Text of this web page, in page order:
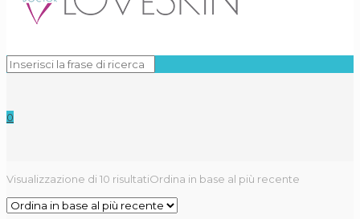
0
Visualizzazione di 10 risultatiOrdina in base al più recente